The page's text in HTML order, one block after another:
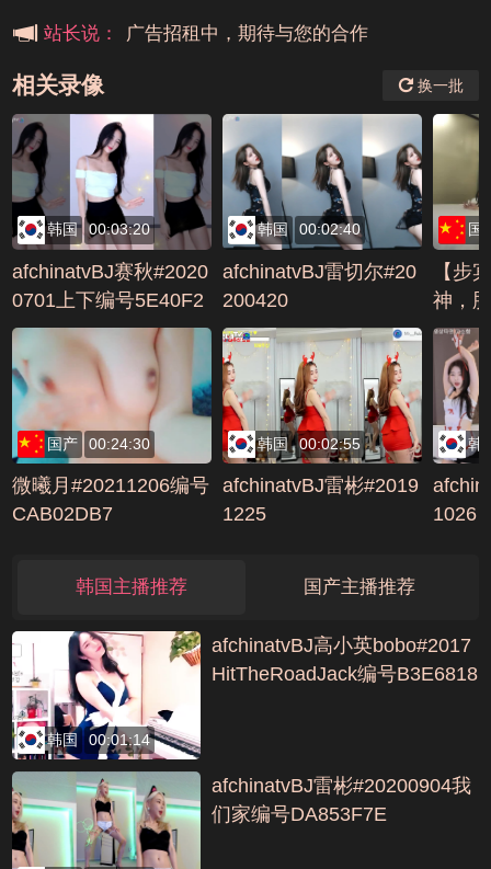
站长说： 广告招租中，期待与您的合作
相关录像 换一批
韩国 00:03:20
afchinatvBJ赛秋#2020
0701上下编号5E40F2
A4
韩国 00:02:40
afchinatvBJ雷切尔#20
200420
国
【步
神，
交抠
雄风
国产 00:24:30
微曦月#20211206编号
CAB02DB7
韩国 00:02:55
afchinatvBJ雷彬#2019
1225
韩
1026
韩国主播推荐 国产主播推荐
韩国 00:01:14
afchinatvBJ高小英bobo#2017
HitTheRoadJack编号B3E6818
afchinatvBJ雷彬#20200904我
们家编号DA853F7E